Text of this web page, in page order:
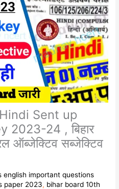
Sent up
2023-24 , बिहार
ऑब्जेक्टिव सब्जेक्टिव
english important questions
paper 2023, bihar board 10th